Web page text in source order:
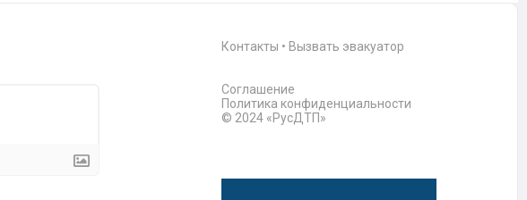
Контакты • Вызвать эвакуатор
Соглашение
Политика конфиденциальности
© 2024 «РусДТП»